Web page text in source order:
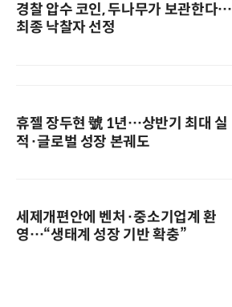
경찰 압수 코인, 두나무가 보관한다…
최종 낙찰자 선정
휴젤 장두현 號 1년…상반기 최대 실
적·글로벌 성장 본궤도
세제개편안에 벤처·중소기업계 환
영…“생태계 성장 기반 확충”